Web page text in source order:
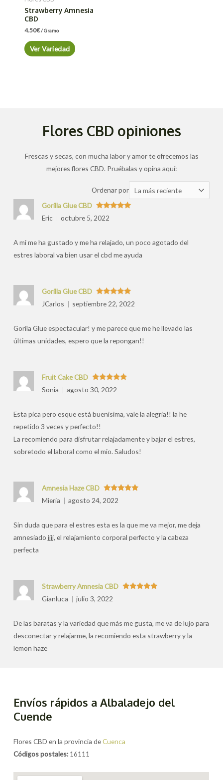
Strawberry Amnesia
CBD
4.50€/ Gramo
Ver Variedad
Flores CBD opiniones
Frescas y secas, con mucha labor y amor te ofrecemos las
mejores flores CBD. Pruébalas y opina aquí:
Ordenar por Ordenar
las
Valorado
con
Gorilla Glue CBD
Eric
octubre 5, 2022
A mi me ha gustado y me ha relajado, un poco agotado del
estres laboral va bien usar el cbd me ayuda
Valorado
con5de 5
Gorilla Glue CBD
JCarlos
septiembre 22, 2022
Gorila Glue espectacular! y me parece que me he llevado las
últimas unidades, espero que la repongan!!
Valorado
con5de 5
Fruit Cake CBD
Sonia
agosto 30, 2022
Esta pica pero esque está buenisima, vale la alegria!! la he
repetido 3 veces y perfecto!!
La recomiendo para disfrutar relajadamente y bajar el estres,
sobretodo el laboral como el mio. Saludos!
Valorado
con5
Amnesia Haze CBD
Mieria
agosto 24, 2022
Sin duda que para el estres esta es la que me va mejor, me deja
amnesiado jjjj, el relajamiento corporal perfecto y la cabeza
perfecta
Strawberry Amnesia CBD
Gianluca
julio 3, 2022
De las baratas y la variedad que más me gusta, me va de lujo para
desconectar y relajarme, la recomiendo esta strawberry y la
lemon haze
Envíos rápidos a Albaladejo del
Cuende
Flores CBD en la provincia deCuenca
Códigos postales: 16111